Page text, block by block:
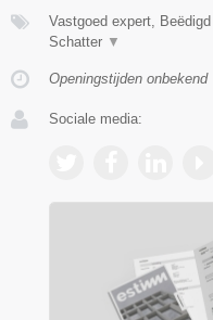
Vastgoed expert,
Schatter ▼
Openingstijden onbekend
Sociale media: